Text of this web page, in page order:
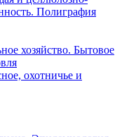
Полиграфия
хозяйство. Бытовое
охотничье и